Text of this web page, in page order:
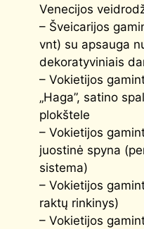
Venecijos
– Šveicarijos
vnt) su apsauga
dekoratyviniais
– Vokietijos
„Haga”, satino
plokštele
– Vokietijos
juostinė spyna
sistema)
– Vokietijos
raktų rinkinys)
– Vokietijos